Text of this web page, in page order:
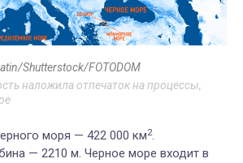
Shutterstock/FOTODOM
наложила отпечаток на процессы,
моря — 422 000 км2.
— 2210 м. Черное море входит в